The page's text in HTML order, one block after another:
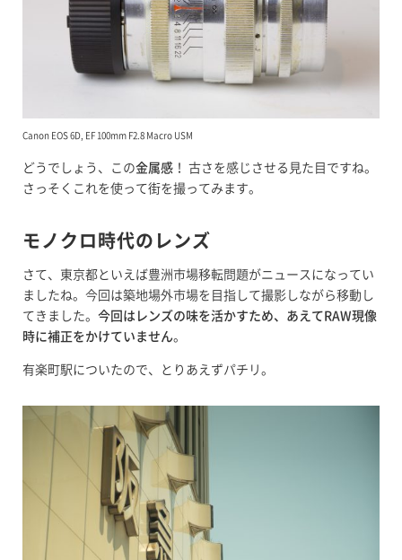
Canon EOS 6D, EF 100mm F2.8 Macro USM
どうでしょう、この金属感 ！ 古さを感じさせる見た目ですね。
さっそくこれを使って街を撮ってみます。
モノクロ時代のレンズ
さて、東京都といえば豊洲市場移転問題がニュースになってい
ましたね。今回は築地場外市場を目指して撮影しながら移動し
てきました。 今回はレンズの味を活かすため、あえてRAW現像
時に補正をかけていません。
有楽町駅についたので、とりあえずパチリ。